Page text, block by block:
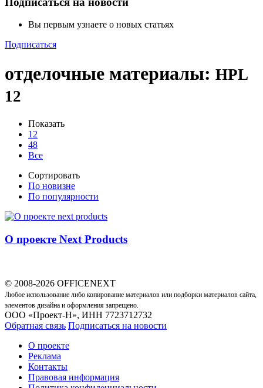
Вы первым узнаете о новых статьях
Подписаться
отделочные материалы: HPL
12
Показать
12
48
Все
Сортировать
По новизне
По популярности
О проекте Next Products
© 2008-2026 OFFICENEXT
Любое использование либо копирование материалов или подборки материалов сайта,
элементов дизайна и оформления запрещено.
ООО «Проект-Н», ИНН 7723712732
Обратная связь Подписаться на новости
О проекте
Реклама
Контакты
Правовая информация